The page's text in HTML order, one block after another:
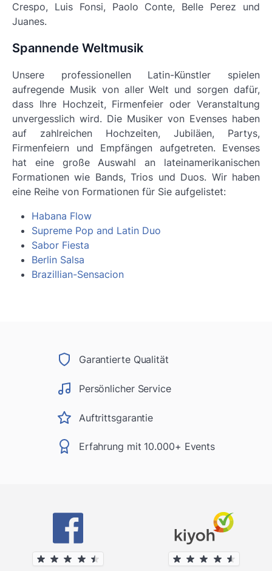
Crespo, Luis Fonsi, Paolo Conte, Belle Perez und
Juanes.
Spannende Weltmusik
Unsere professionellen Latin-Künstler spielen
aufregende Musik von aller Welt und sorgen dafür,
dass Ihre Hochzeit, Firmenfeier oder Veranstaltung
unvergesslich wird. Die Musiker von Evenses haben
auf zahlreichen Hochzeiten, Jubiläen, Partys,
Firmenfeiern und Empfängen aufgetreten. Evenses
hat eine große Auswahl an lateinamerikanischen
Formationen wie Bands, Trios und Duos. Wir haben
eine Reihe von Formationen für Sie aufgelistet:
Habana Flow
Supreme Pop and Latin Duo
Sabor Fiesta
Berlin Salsa
Brazillian-Sensacion
Garantierte Qualität
Persönlicher Service
Auftrittsgarantie
Erfahrung mit 10.000+ Events